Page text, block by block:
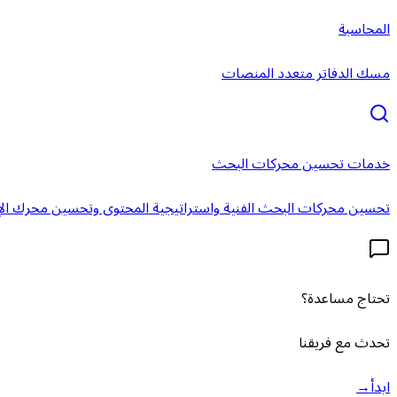
المحاسبة
مسك الدفاتر متعدد المنصات
خدمات تحسين محركات البحث
تحسين محركات البحث الفنية واستراتيجية المحتوى وتحسين محرك
تحتاج مساعدة؟
تحدث مع فريقنا
ابدأ→